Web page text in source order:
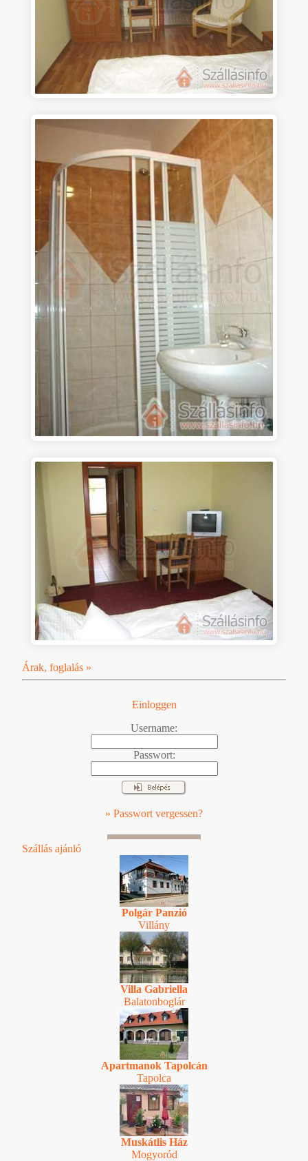
Árak, foglalás »
Einloggen
Username:
Passwort:
» Passwort vergessen?
Szállás ajánló
Polgár Panzió
Villány
Villa Gabriella
Balatonboglár
Apartmanok Tapolcán
Tapolca
Muskátlis Ház
Mogyoród